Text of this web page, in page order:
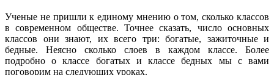
Ученые не пришли к единому мнению о том, сколько классов
в современном обществе. Точнее сказать, число основных
классов они знают, их всего три: богатые, зажиточные и
бедные. Неясно сколько слоев в каждом классе. Более
подробно о классе богатых и классе бедных мы с вами
поговорим на следующих уроках.